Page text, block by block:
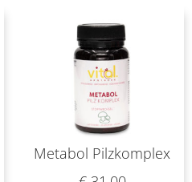
Metabol Pilzkomplex